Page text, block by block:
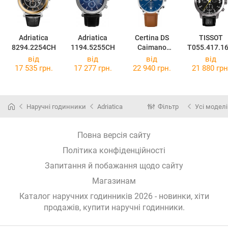
Adriatica
8294.2254CH
Adriatica
1194.5255CH
Certina DS
Caimano
C035.417.16.0
47.00
TISSOT
57.00
від
17 535 грн.
від
17 277 грн.
від
22 940 грн.
від
21 880
Наручні годинники Adriatica Фільтр Усі моделі
Повна версія сайту
Політика конфіденційності
Запитання й побажання щодо сайту
Магазинам
Каталог наручних годинників 2026 - новинки, хіти
продажів, купити наручні годинники.